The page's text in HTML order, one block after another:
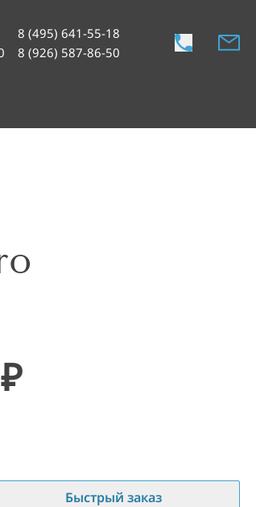
8 (495) 641-55-18
8 (926) 587-86-50
₽
Быстрый заказ